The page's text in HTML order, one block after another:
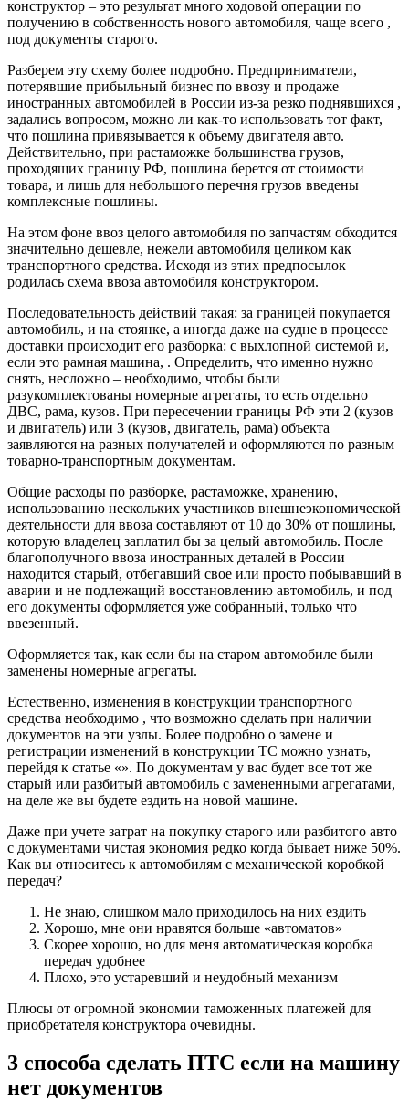
конструктор – это результат много ходовой операции по
получению в собственность нового автомобиля, чаще всего ,
под документы старого.
Разберем эту схему более подробно. Предприниматели,
потерявшие прибыльный бизнес по ввозу и продаже
иностранных автомобилей в России из-за резко поднявшихся ,
задались вопросом, можно ли как-то использовать тот факт,
что пошлина привязывается к объему двигателя авто.
Действительно, при растаможке большинства грузов,
проходящих границу РФ, пошлина берется от стоимости
товара, и лишь для небольшого перечня грузов введены
комплексные пошлины.
На этом фоне ввоз целого автомобиля по запчастям обходится
значительно дешевле, нежели автомобиля целиком как
транспортного средства. Исходя из этих предпосылок
родилась схема ввоза автомобиля конструктором.
Последовательность действий такая: за границей покупается
автомобиль, и на стоянке, а иногда даже на судне в процессе
доставки происходит его разборка: с выхлопной системой и,
если это рамная машина, . Определить, что именно нужно
снять, несложно – необходимо, чтобы были
разукомплектованы номерные агрегаты, то есть отдельно
ДВС, рама, кузов. При пересечении границы РФ эти 2 (кузов
и двигатель) или 3 (кузов, двигатель, рама) объекта
заявляются на разных получателей и оформляются по разным
товарно-транспортным документам.
Общие расходы по разборке, растаможке, хранению,
использованию нескольких участников внешнеэкономической
деятельности для ввоза составляют от 10 до 30% от пошлины,
которую владелец заплатил бы за целый автомобиль. После
благополучного ввоза иностранных деталей в России
находится старый, отбегавший свое или просто побывавший в
аварии и не подлежащий восстановлению автомобиль, и под
его документы оформляется уже собранный, только что
ввезенный.
Оформляется так, как если бы на старом автомобиле были
заменены номерные агрегаты.
Естественно, изменения в конструкции транспортного
средства необходимо , что возможно сделать при наличии
документов на эти узлы. Более подробно о замене и
регистрации изменений в конструкции ТС можно узнать,
перейдя к статье «». По документам у вас будет все тот же
старый или разбитый автомобиль с замененными агрегатами,
на деле же вы будете ездить на новой машине.
Даже при учете затрат на покупку старого или разбитого авто
с документами чистая экономия редко когда бывает ниже 50%.
Как вы относитесь к автомобилям с механической коробкой
передач?
Не знаю, слишком мало приходилось на них ездить
Хорошо, мне они нравятся больше «автоматов»
Скорее хорошо, но для меня автоматическая коробка
передач удобнее
Плохо, это устаревший и неудобный механизм
Плюсы от огромной экономии таможенных платежей для
приобретателя конструктора очевидны.
3 способа сделать ПТС если на машину
нет документов